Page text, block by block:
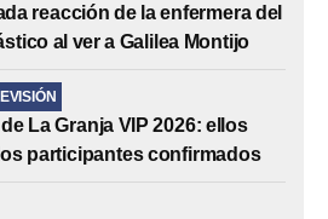
reacción de la enfermera del
al ver a Galilea Montijo
La Granja VIP 2026: ellos
participantes confirmados